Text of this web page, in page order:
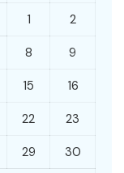
1 2
8 9
15 16
22 23
29 30